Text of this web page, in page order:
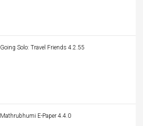
Going Solo: Travel Friends 4.2.55
Mathrubhumi E-Paper 4.4.0